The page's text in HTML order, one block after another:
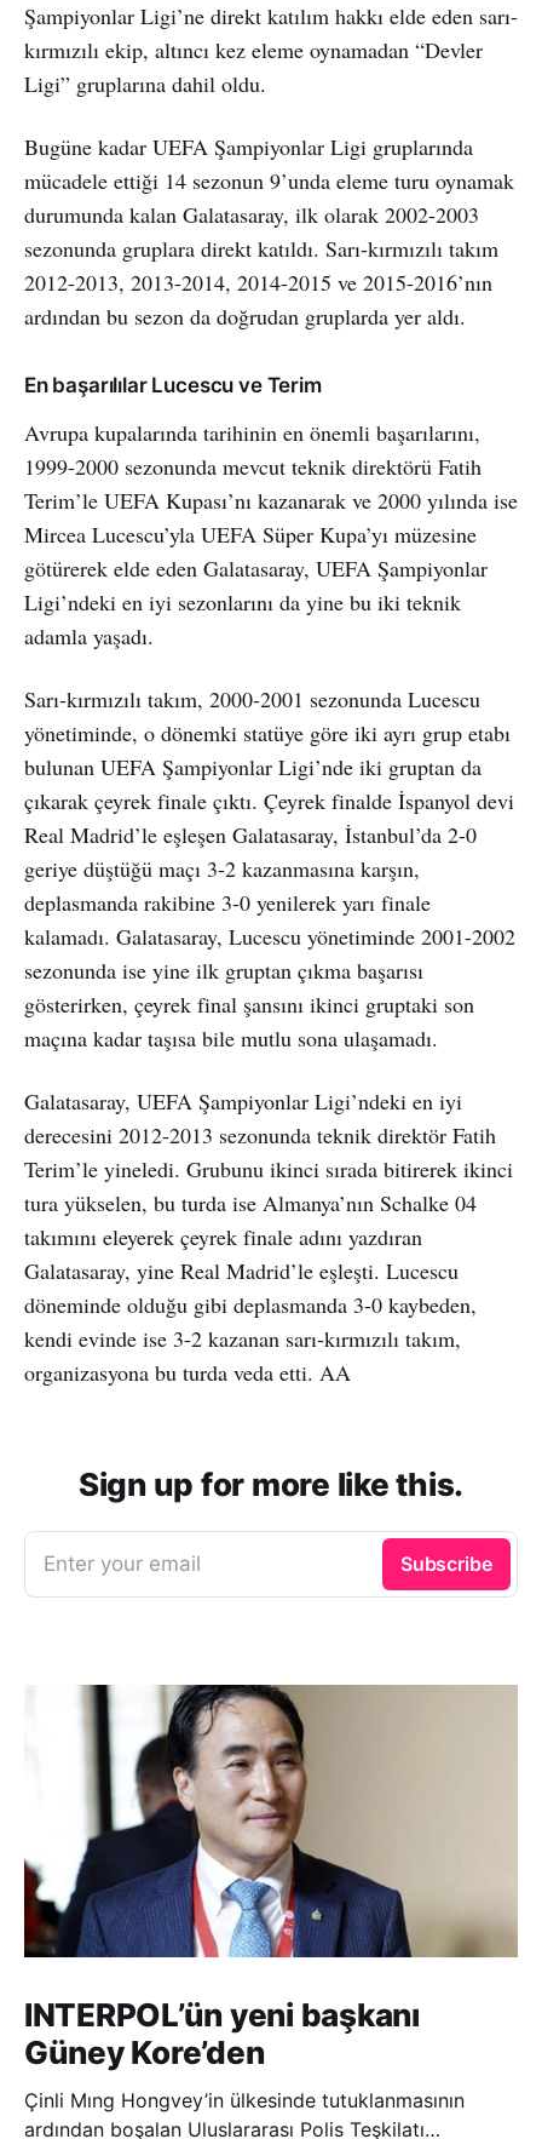
Şampiyonlar Ligi’ne direkt katılım hakkı elde eden sarı-
kırmızılı ekip, altıncı kez eleme oynamadan “Devler
Ligi” gruplarına dahil oldu.
Bugüne kadar UEFA Şampiyonlar Ligi gruplarında
mücadele ettiği 14 sezonun 9’unda eleme turu oynamak
durumunda kalan Galatasaray, ilk olarak 2002-2003
sezonunda gruplara direkt katıldı. Sarı-kırmızılı takım
2012-2013, 2013-2014, 2014-2015 ve 2015-2016’nın
ardından bu sezon da doğrudan gruplarda yer aldı.
En başarılılar Lucescu ve Terim
Avrupa kupalarında tarihinin en önemli başarılarını,
1999-2000 sezonunda mevcut teknik direktörü Fatih
Terim’le UEFA Kupası’nı kazanarak ve 2000 yılında ise
Mircea Lucescu’yla UEFA Süper Kupa’yı müzesine
götürerek elde eden Galatasaray, UEFA Şampiyonlar
Ligi’ndeki en iyi sezonlarını da yine bu iki teknik
adamla yaşadı.
Sarı-kırmızılı takım, 2000-2001 sezonunda Lucescu
yönetiminde, o dönemki statüye göre iki ayrı grup etabı
bulunan UEFA Şampiyonlar Ligi’nde iki gruptan da
çıkarak çeyrek finale çıktı. Çeyrek finalde İspanyol devi
Real Madrid’le eşleşen Galatasaray, İstanbul’da 2-0
geriye düştüğü maçı 3-2 kazanmasına karşın,
deplasmanda rakibine 3-0 yenilerek yarı finale
kalamadı. Galatasaray, Lucescu yönetiminde 2001-2002
sezonunda ise yine ilk gruptan çıkma başarısı
gösterirken, çeyrek final şansını ikinci gruptaki son
maçına kadar taşısa bile mutlu sona ulaşamadı.
Galatasaray, UEFA Şampiyonlar Ligi’ndeki en iyi
derecesini 2012-2013 sezonunda teknik direktör Fatih
Terim’le yineledi. Grubunu ikinci sırada bitirerek ikinci
tura yükselen, bu turda ise Almanya’nın Schalke 04
takımını eleyerek çeyrek finale adını yazdıran
Galatasaray, yine Real Madrid’le eşleşti. Lucescu
döneminde olduğu gibi deplasmanda 3-0 kaybeden,
kendi evinde ise 3-2 kazanan sarı-kırmızılı takım,
organizasyona bu turda veda etti. AA
Sign up for more like this.
Enter your email Subscribe
INTERPOL’ün yeni başkanı
Güney Kore’den
Çinli Mıng Hongvey’in ülkesinde tutuklanmasının
ardından boşalan Uluslararası Polis Teşkilatı